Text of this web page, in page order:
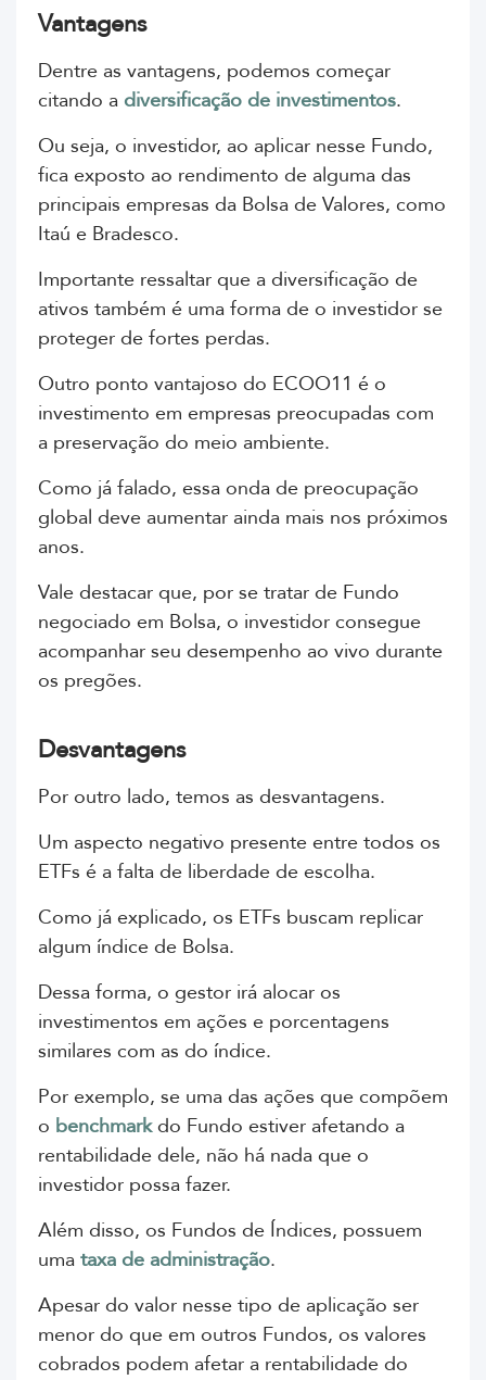
Vantagens
Dentre as vantagens, podemos começar
citando a diversificação de investimentos.
Ou seja, o investidor, ao aplicar nesse Fundo,
fica exposto ao rendimento de alguma das
principais empresas da Bolsa de Valores, como
Itaú e Bradesco.
Importante ressaltar que a diversificação de
ativos também é uma forma de o investidor se
proteger de fortes perdas.
Outro ponto vantajoso do ECOO11 é o
investimento em empresas preocupadas com
a preservação do meio ambiente.
Como já falado, essa onda de preocupação
global deve aumentar ainda mais nos próximos
anos.
Vale destacar que, por se tratar de Fundo
negociado em Bolsa, o investidor consegue
acompanhar seu desempenho ao vivo durante
os pregões.
Desvantagens
Por outro lado, temos as desvantagens.
Um aspecto negativo presente entre todos os
ETFs é a falta de liberdade de escolha.
Como já explicado, os ETFs buscam replicar
algum índice de Bolsa.
Dessa forma, o gestor irá alocar os
investimentos em ações e porcentagens
similares com as do índice.
Por exemplo, se uma das ações que compõem
o benchmarkdo Fundo estiver afetando a
rentabilidade dele, não há nada que o
investidor possa fazer.
Além disso, os Fundos de Índices, possuem
uma taxa de administração.
Apesar do valor nesse tipo de aplicação ser
menor do que em outros Fundos, os valores
cobrados podem afetar a rentabilidade do